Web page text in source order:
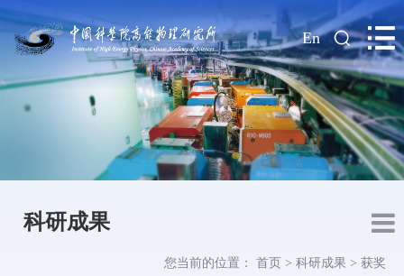
| En
科研成果
您当前的位置： 首页 > 科研成果 > 获奖